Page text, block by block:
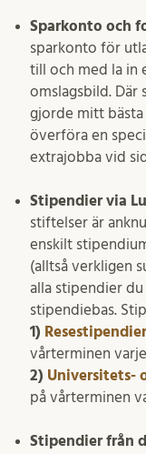
Sparkonto och
sparkonto för
till och med la in
omslagsbild. Där
gjorde mitt
överföra en
extrajobba vid
Stipendier via
stiftelser är
enskilt
(alltså verkligen
alla stipendier
stipendiebas.
1) Resestipendier
vårterminen
2) Universitets-
på vårterminen
Stipendier från